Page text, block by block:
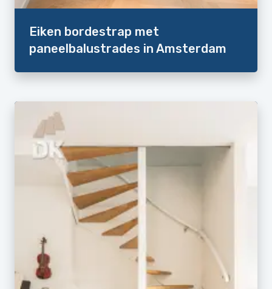
Eiken bordestrap met
paneelbalustrades in Amsterdam